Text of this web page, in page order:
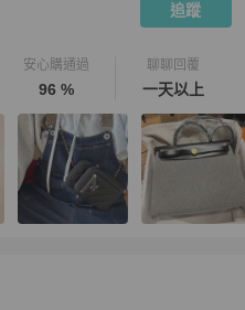
追蹤
安心購通過
96 %
聊聊回覆
一天以上